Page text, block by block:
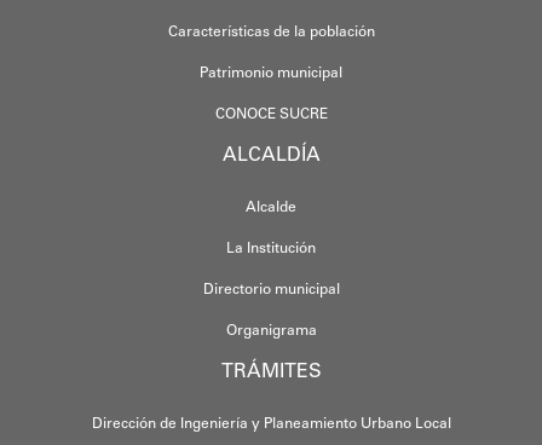
Características de la población
Patrimonio municipal
CONOCE SUCRE
ALCALDÍA
Alcalde
La Institución
Directorio municipal
Organigrama
TRÁMITES
Dirección de Ingeniería y Planeamiento Urbano Local